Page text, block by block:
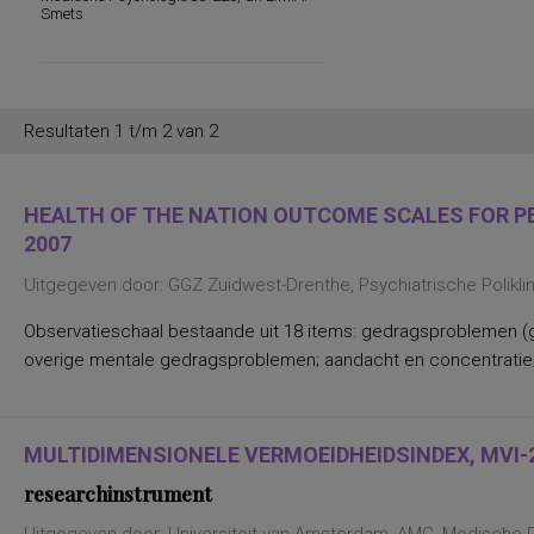
en karakter
posttraumatische stressstoornis
rekenen en wiskunde
rekenen, deelvaardigheden van
sociaal-emotioneel functioneren en
spannings- en vermijdingsaspecten van
spanningsbehoefte
spelling van Nederlandse niet-
werkwoorden
taalvaardigheid, receptief
Nederlands leesvaardigheid, Nederlands
Engels woordenschat, Rekenen/Wiskunde
Smets
Resultaten 1 t/m 2 van 2
HEALTH OF THE NATION OUTCOME SCALES FOR
2007
Uitgegeven door: GGZ Zuidwest-Drenthe, Psychiatrische
Observatieschaal bestaande uit 18 items:
overige mentale gedragsproblemen; aandacht en
MULTIDIMENSIONELE VERMOEIDHEIDSINDEX,
researchinstrument